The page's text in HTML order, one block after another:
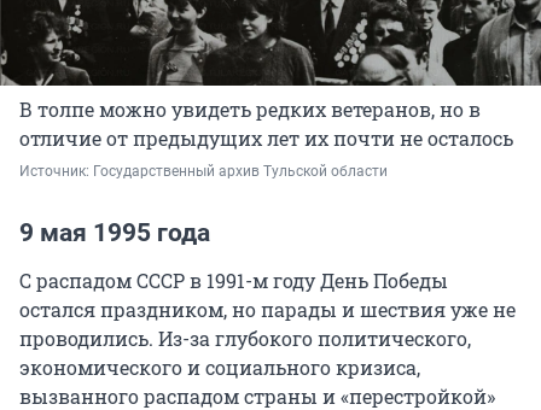
В толпе можно увидеть редких ветеранов, но в
отличие от предыдущих лет их почти не осталось
Источник: Государственный архив Тульской области
9 мая 1995 года
С распадом СССР в 1991-м году День Победы
остался праздником, но парады и шествия уже не
проводились. Из-за глубокого политического,
экономического и социального кризиса,
вызванного распадом страны и «перестройкой»